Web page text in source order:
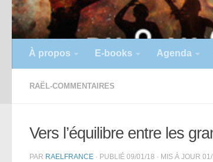
À propos E-books Agenda
RAËL-COMMENTAIRES
Vers l’équilibre entre les
PAR RAELFRANCE · PUBLIÉ 09/01/18 · MIS À JOUR